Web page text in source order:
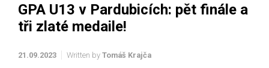
GPA U13 v Pardubicích: pět finále a
tři zlaté medaile!
21.09.2023 Written by Tomáš Krajča